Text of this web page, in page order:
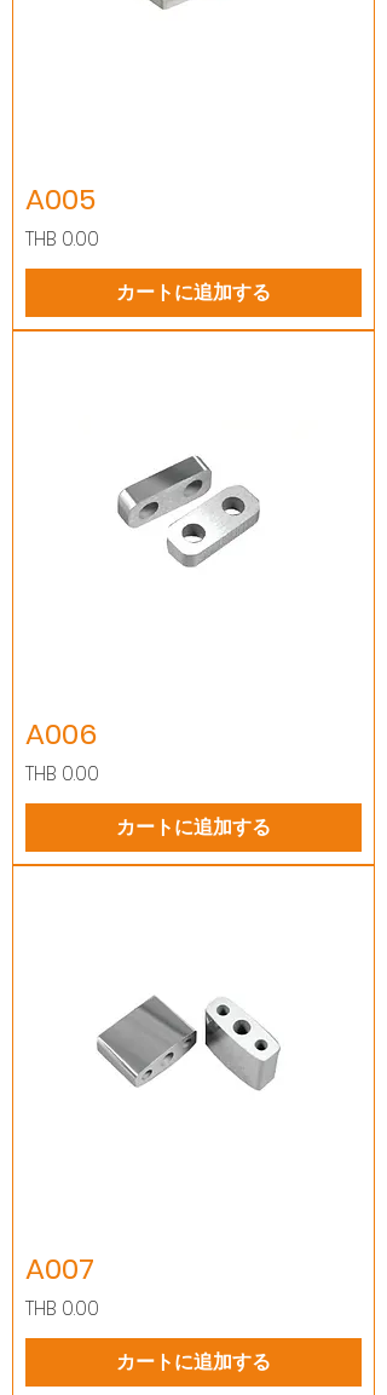
A005
価格
THB 0.00
カートに追加する
A006
価格
THB 0.00
カートに追加する
A007
価格
THB 0.00
カートに追加する